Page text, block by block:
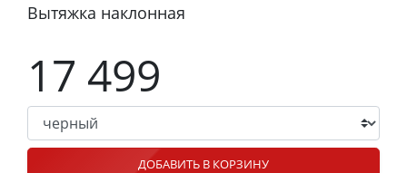
Вытяжка наклонная
17 499
ДОБАВИТЬ В КОРЗИНУ